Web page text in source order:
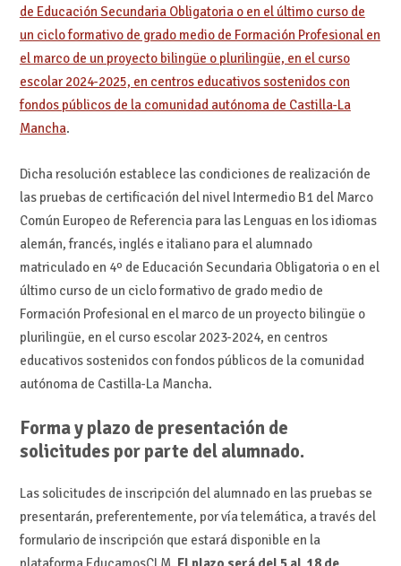
de Educación Secundaria Obligatoria o en el último curso de
un ciclo formativo de grado medio de Formación Profesional en
el marco de un proyecto bilingüe o plurilingüe, en el curso
escolar 2024-2025, en centros educativos sostenidos con
fondos públicos de la comunidad autónoma de Castilla-La
Mancha.
Dicha resolución establece las condiciones de realización de
las pruebas de certificación del nivel Intermedio B1 del Marco
Común Europeo de Referencia para las Lenguas en los idiomas
alemán, francés, inglés e italiano para el alumnado
matriculado en 4º de Educación Secundaria Obligatoria o en el
último curso de un ciclo formativo de grado medio de
Formación Profesional en el marco de un proyecto bilingüe o
plurilingüe, en el curso escolar 2023-2024, en centros
educativos sostenidos con fondos públicos de la comunidad
autónoma de Castilla-La Mancha.
Forma y plazo de presentación de
solicitudes por parte del alumnado.
Las solicitudes de inscripción del alumnado en las pruebas se
presentarán, preferentemente, por vía telemática, a través del
formulario de inscripción que estará disponible en la